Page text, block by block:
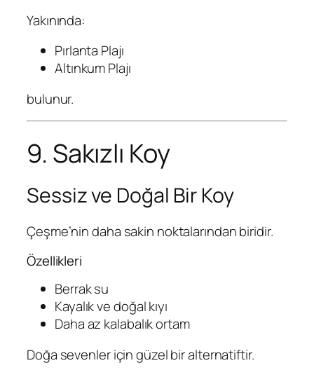
Yakınında:
Pırlanta Plajı
Altınkum Plajı
bulunur.
9. Sakızlı Koy
Sessiz ve Doğal Bir Koy
Çeşme’nin daha sakin noktalarından biridir.
Özellikleri
Berrak su
Kayalık ve doğal kıyı
Daha az kalabalık ortam
Doğa sevenler için güzel bir alternatiftir.